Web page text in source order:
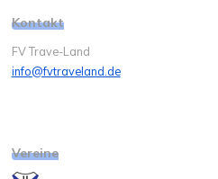
Kontakt
FV Trave-Land
info@fvtraveland.de
Vereine